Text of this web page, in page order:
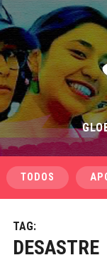
TODOS
TAG:
DESASTRE